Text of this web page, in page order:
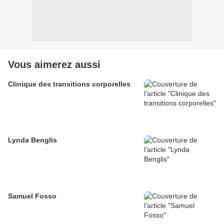
Vous aimerez aussi
Clinique des transitions corporelles
Lynda Benglis
Samuel Fosso